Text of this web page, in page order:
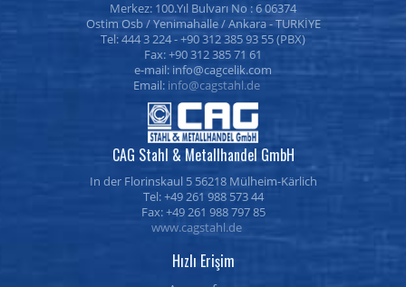
Merkez: 100.Yıl Bulvarı No : 606374
Ostim Osb /Yenimahalle/Ankara- TURKİYE
Tel: 444 3 224 -+90 312 385 93 55(PBX)
Fax: +90 312 385 71 61
e-mail:
Email: info@cagstahl.de
CAG Stahl & Metallhandel GmbH
In der Florinskaul 5 56218 Mülheim-Kärlich
Tel: +49 261 988 573 44
Fax: +49 261 988 797 85
www.cagstahl.de
Hızlı Erişim